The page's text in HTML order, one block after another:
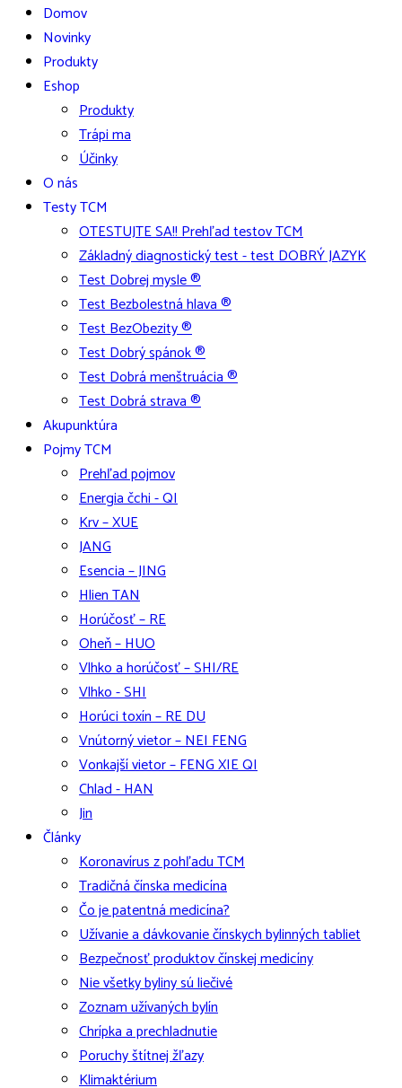
Domov
Novinky
Produkty
Eshop
Produkty
Trápi ma
Účinky
O nás
Testy TCM
OTESTUJTE SA!! Prehľad testov TCM
Základný diagnostický test - test DOBRÝ JAZYK
Test Dobrej mysle ®
Test Bezbolestná hlava ®
Test BezObezity ®
Test Dobrý spánok ®
Test Dobrá menštruácia ®
Test Dobrá strava ®
Akupunktúra
Pojmy TCM
Prehľad pojmov
Energia čchi - QI
Krv – XUE
JANG
Esencia – JING
Hlien TAN
Horúčosť – RE
Oheň – HUO
Vlhko a horúčosť – SHI/RE
Vlhko - SHI
Horúci toxín – RE DU
Vnútorný vietor – NEI FENG
Vonkajší vietor – FENG XIE QI
Chlad - HAN
Jin
Články
Koronavírus z pohľadu TCM
Tradičná čínska medicína
Čo je patentná medicína?
Užívanie a dávkovanie čínskych bylinných tabliet
Bezpečnosť produktov čínskej medicíny
Nie všetky byliny sú liečivé
Zoznam užívaných bylín
Chrípka a prechladnutie
Poruchy štítnej žľazy
Klimaktérium